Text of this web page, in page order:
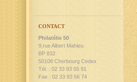
CONTACT
Philatélie 50
9,rue Albert Mahieu
BP 832
50108 Cherbourg Cedex
Tél. : 02 33 93 55 91
Fax : 02 33 93 56 74